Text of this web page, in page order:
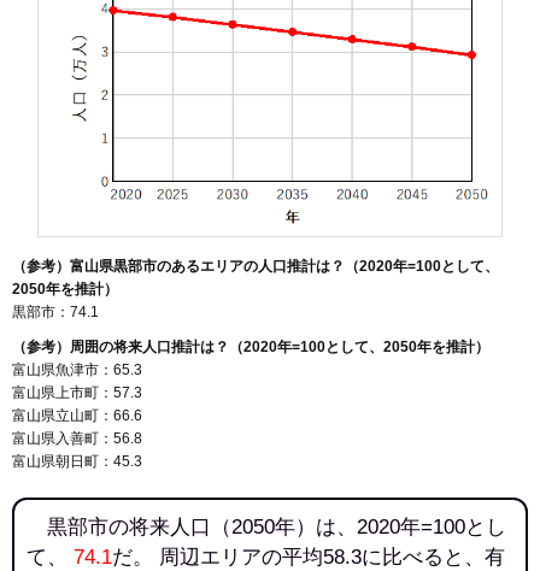
（参考）富山県黒部市のあるエリアの人口推計は？（2020年=100として、
2050年を推計）
黒部市：74.1
（参考）周囲の将来人口推計は？（2020年=100として、2050年を推計）
富山県魚津市：65.3
富山県上市町：57.3
富山県立山町：66.6
富山県入善町：56.8
富山県朝日町：45.3
黒部市の将来人口（2050年）は、2020年=100とし
て、 74.1だ。 周辺エリアの平均58.3に比べると、有